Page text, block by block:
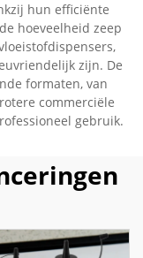
hun efficiënte
hoeveelheid zeep
zijn. De
formaten, van
commerciële
gebruik.